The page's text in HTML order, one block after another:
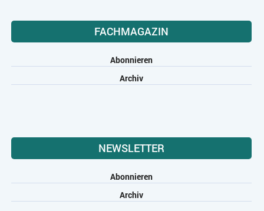
FACHMAGAZIN
Abonnieren
Archiv
NEWSLETTER
Abonnieren
Archiv